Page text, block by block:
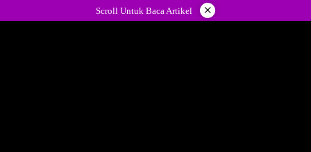
ke
Scroll Untuk Baca Artikel ×